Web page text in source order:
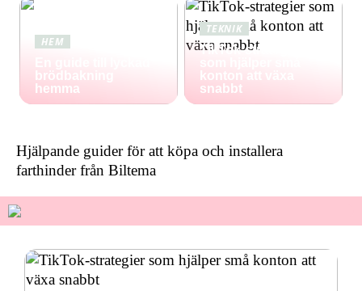
HEM
brödbakning
hemma
TEKNIK
TikTok-strategier
konton att växa
snabbt
Hjälpande guider för att köpa och installera
farthinder från Biltema